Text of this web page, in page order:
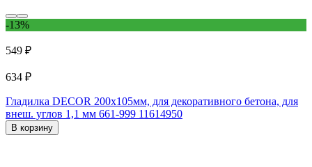
-13%
549 ₽
634 ₽
Гладилка DECOR 200х105мм, для декоративного бетона, для
внеш. углов 1,1 мм 661-999 11614950
В корзину